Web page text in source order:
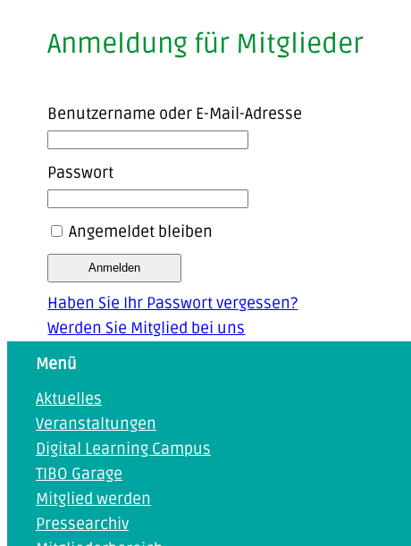
Anmeldung für Mitglieder
Benutzername oder E-Mail-Adresse
Passwort
Angemeldet bleiben
Haben Sie Ihr Passwort vergessen?
Werden Sie Mitglied bei uns
Menü
Aktuelles
Veranstaltungen
Digital Learning Campus
TIBO Garage
Mitglied werden
Pressearchiv